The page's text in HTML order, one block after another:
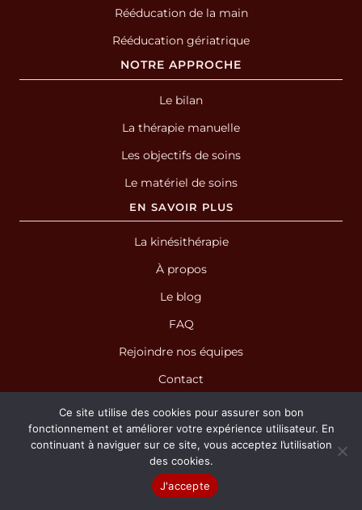
Rééducation de la main
Rééducation gériatrique
NOTRE APPROCHE
Le bilan
La thérapie manuelle
Les objectifs de soins
Le matériel de soins
EN SAVOIR PLUS
La kinésithérapie
À propos
Le blog
FAQ
Rejoindre nos équipes
Contact
NOS CENTRES DE KINÉSITHÉRAPIE
Ce site utilise des cookies pour assurer son bon
fonctionnement et améliorer votre expérience utilisateur. En
continuant à naviguer sur ce site, vous acceptez l’utilisation
des cookies.
J'accepte